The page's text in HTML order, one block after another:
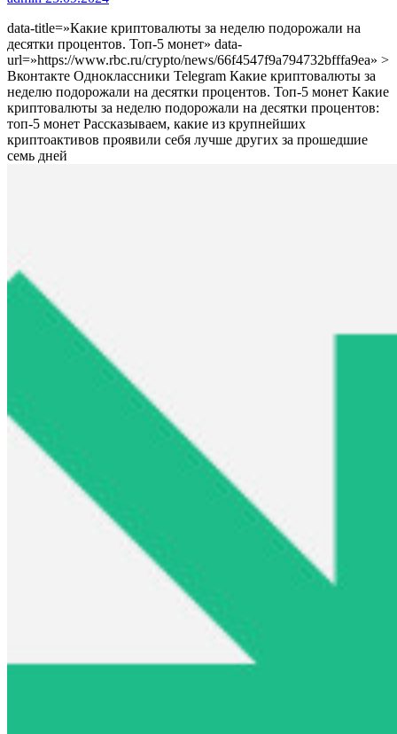
data-title=»Какие криптовалюты за неделю подорожали на
десятки процентов. Топ-5 монет» data-
url=»https://www.rbc.ru/crypto/news/66f4547f9a794732bfffa9ea» >
Вконтакте Одноклассники Telegram Какие криптовалюты за
неделю подорожали на десятки процентов. Топ-5 монет Какие
криптовалюты за неделю подорожали на десятки процентов:
топ-5 монет Рассказываем, какие из крупнейших
криптоактивов проявили себя лучше других за прошедшие
семь дней